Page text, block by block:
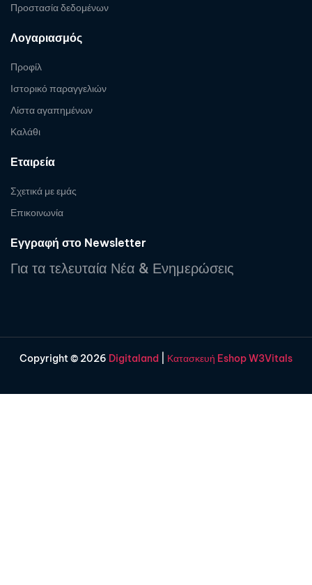
Προστασία δεδομένων
Λογαριασμός
Προφίλ
Ιστορικό παραγγελιών
Λίστα αγαπημένων
Καλάθι
Εταιρεία
Σχετικά με εμάς
Επικοινωνία
Εγγραφή στο Newsletter
Για τα τελευταία Νέα & Ενημερώσεις
Copyright © 2026 Digitaland Κατασκευή Eshop W3Vitals